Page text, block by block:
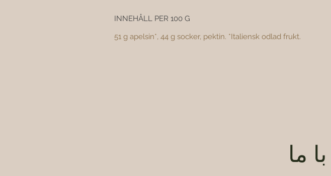
INNEHÅLL PER 100 G
51 g apelsin*, 44 g socker, pektin. *Italiensk odlad frukt.
ما